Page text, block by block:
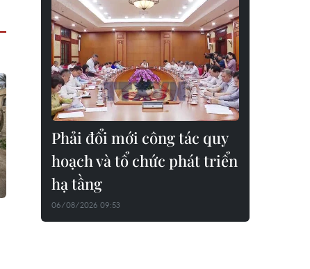
Phải đổi mới công tác quy
hoạch và tổ chức phát triển
hạ tầng
06/08/2026 09:53